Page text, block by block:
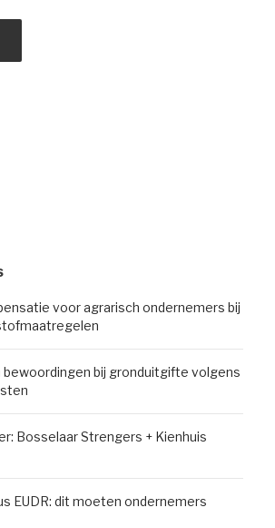
voor agrarisch ondernemers bij
bij gronduitgifte volgens
Bosselaar Strengers + Kienhuis
EUDR: dit moeten ondernemers